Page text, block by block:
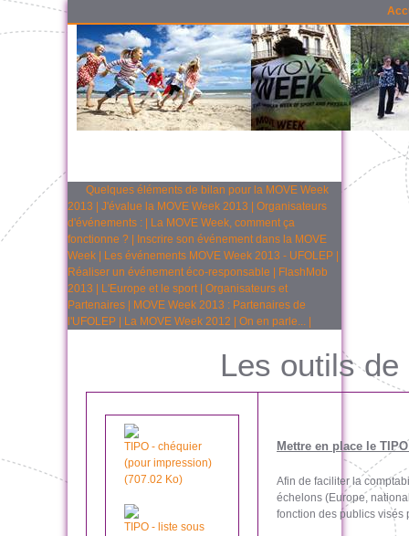
Quelques éléments de bilan pour la MOVE Week
2013
J'évalue la MOVE Week 2013
Organisateurs
d'événements :
La MOVE Week, comment ça
fonctionne ?
Inscrire son événement dans la MOVE
Week
Les événements MOVE Week 2013 - UFOLEP
Réaliser un événement éco-responsable
FlashMob
2013
L'Europe et le sport| Organisateurs et
Partenaires
MOVE Week 2013 : Partenaires de
l'UFOLEP
La MOVE Week 2012 On en parle...
Les outils
TIPO - chéquier
(pour impression)
(707.02 Ko)
TIPO - liste sous
Mettre en place le
Afin de faciliter la
échelons (Europe,
fonction des publics visés